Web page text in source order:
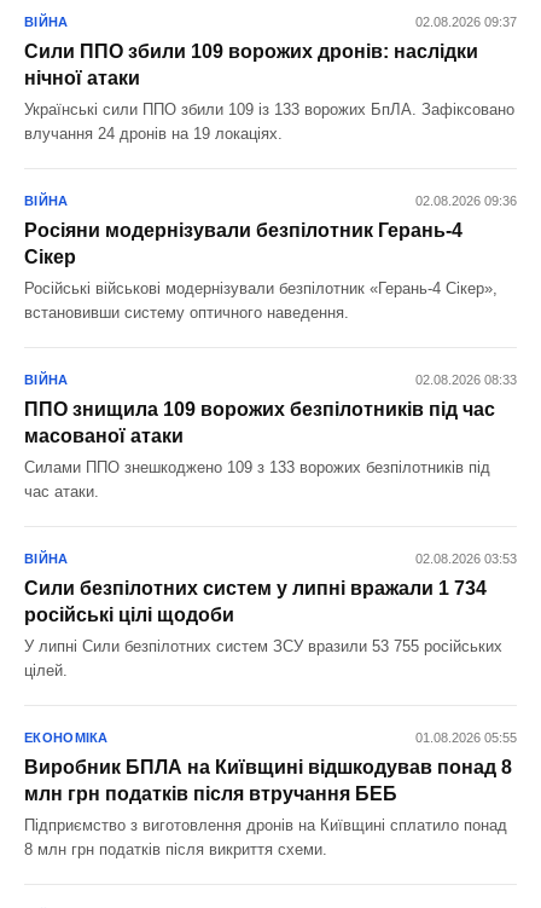
ВІЙНА 02.08.2026 09:37
Сили ППО збили 109 ворожих дронів: наслідки
нічної атаки
Українські сили ППО збили 109 із 133 ворожих БпЛА. Зафіксовано
влучання 24 дронів на 19 локаціях.
ВІЙНА 02.08.2026 09:36
Росіяни модернізували безпілотник Герань-4
Сікер
Російські військові модернізували безпілотник «Герань-4 Сікер»,
встановивши систему оптичного наведення.
ВІЙНА 02.08.2026 08:33
ППО знищила 109 ворожих безпілотників під час
масованої атаки
Силами ППО знешкоджено 109 з 133 ворожих безпілотників під
час атаки.
ВІЙНА 02.08.2026 03:53
Сили безпілотних систем у липні вражали 1 734
російські цілі щодоби
У липні Сили безпілотних систем ЗСУ вразили 53 755 російських
цілей.
ЕКОНОМІКА 01.08.2026 05:55
Виробник БПЛА на Київщині відшкодував понад 8
млн грн податків після втручання БЕБ
Підприємство з виготовлення дронів на Київщині сплатило понад
8 млн грн податків після викриття схеми.